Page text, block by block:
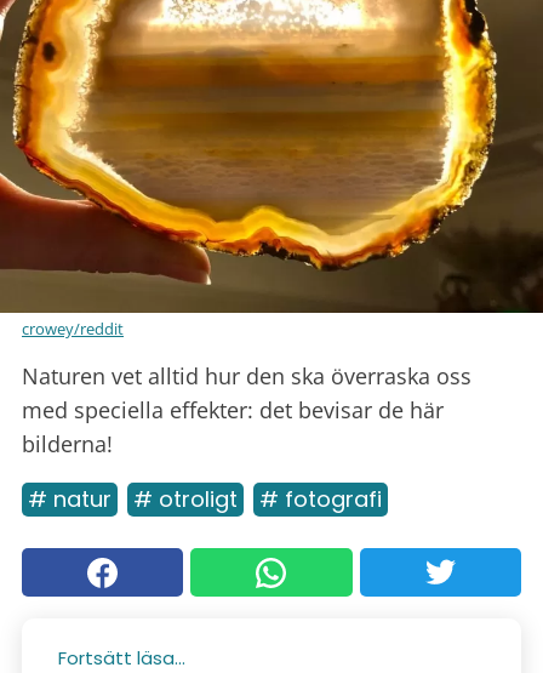
crowey/reddit
Naturen vet alltid hur den ska överraska oss
med speciella effekter: det bevisar de här
bilderna!
# natur # otroligt # fotografi
Fortsätt läsa...